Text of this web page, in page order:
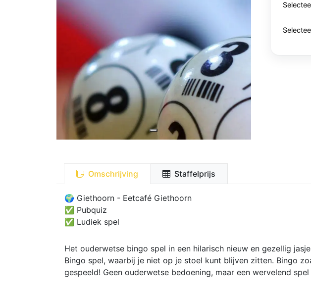
Omschrijving Staffelprijs
🌍 Giethoorn - Eetcafé Giethoorn
✅ Pubquiz
✅ Ludiek spel
Het ouderwetse bingo spel in een hilarisch nieuw en gezellig
Bingo spel, waarbij je niet op je stoel kunt blijven zitten. Bingo
gespeeld! Geen ouderwetse bedoening, maar een wervelend